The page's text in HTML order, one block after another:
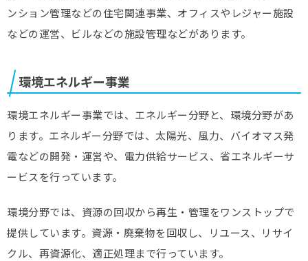
ンション管理などの住宅関連事業、オフィスやレジャー施設
などの運営、ビルなどの施設管理などがあります。
環境エネルギー事業
環境エネルギー事業では、エネルギー分野と、環境分野があ
ります。エネルギー分野では、太陽光、風力、バイオマス発
電などの開発・運営や、電力供給サービス、省エネルギーサ
ービスを行っています。
環境分野では、資源の回収から再生・管理をワンストップで
提供しています。資源・廃棄物を回収し、リユース、リサイ
クル、再資源化、適正処理まで行っています。